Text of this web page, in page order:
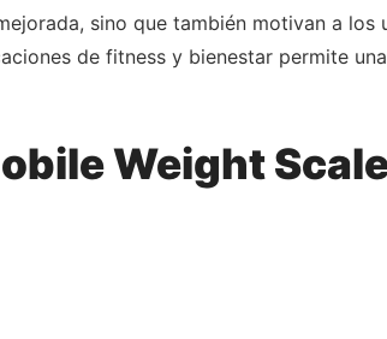
sino que también motivan a los
de fitness y bienestar permite
Weight